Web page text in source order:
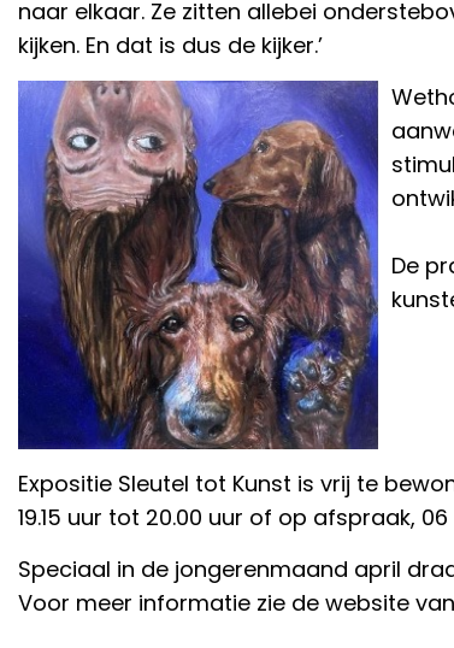
naar elkaar. Ze zitten allebei
kijken. En dat is dus de kijker.’
De
Expositie Sleutel tot Kunst is vrij te
19.15 uur tot 20.00 uur of op afspraak,
Speciaal in de jongerenmaand april
Voor meer informatie zie de website